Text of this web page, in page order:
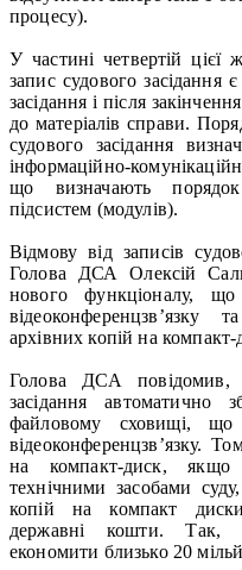
процесу).
У частині четвертій цієї
запис судового засідання
засідання і після
до матеріалів справи.
судового засідання
інформаційно-
що визначають
підсистем (модулів).
Відмову від записів
Голова ДСА Олексій
нового функціоналу, що
відеоконференцзв’язку
архівних копій на компакт-
Голова ДСА повідомив,
засідання автоматично
файловому сховищі, що
відеоконференцзв’язку.
на компакт-диск, якщо
технічними засобами
копій на компакт
державні кошти. Так,
економити близько 20